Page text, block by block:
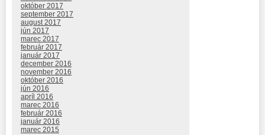
október 2017
september 2017
august 2017
jún 2017
marec 2017
február 2017
január 2017
december 2016
november 2016
október 2016
jún 2016
apríl 2016
marec 2016
február 2016
január 2016
marec 2015